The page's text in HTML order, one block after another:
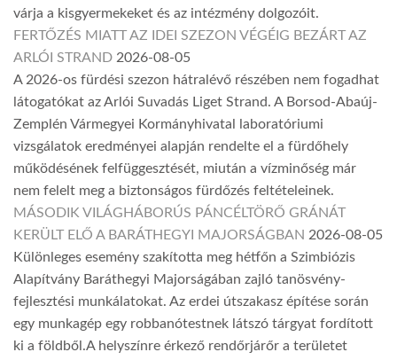
várja a kisgyermekeket és az intézmény dolgozóit.
FERTŐZÉS MIATT AZ IDEI SZEZON VÉGÉIG BEZÁRT AZ
ARLÓI STRAND 2026-08-05
A 2026-os fürdési szezon hátralévő részében nem fogadhat
látogatókat az Arlói Suvadás Liget Strand. A Borsod-Abaúj-
Zemplén Vármegyei Kormányhivatal laboratóriumi
vizsgálatok eredményei alapján rendelte el a fürdőhely
működésének felfüggesztését, miután a vízminőség már
nem felelt meg a biztonságos fürdőzés feltételeinek.
MÁSODIK VILÁGHÁBORÚS PÁNCÉLTÖRŐ GRÁNÁT
KERÜLT ELŐ A BARÁTHEGYI MAJORSÁGBAN 2026-08-05
Különleges esemény szakította meg hétfőn a Szimbiózis
Alapítvány Baráthegyi Majorságában zajló tanösvény-
fejlesztési munkálatokat. Az erdei útszakasz építése során
egy munkagép egy robbanótestnek látszó tárgyat fordított
ki a földből.A helyszínre érkező rendőrjárőr a területet